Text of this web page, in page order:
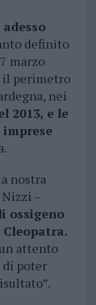
definito
marzo
il perimetro
nei
2013, e le
nostra
–
ossigeno
attento
di poter